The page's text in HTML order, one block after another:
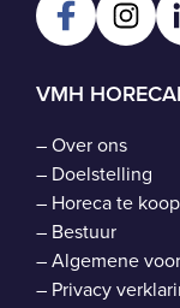
VMH
–Over ons
– Doelstelling
– Horeca te
– Bestuur
–Algemene
– Privacy